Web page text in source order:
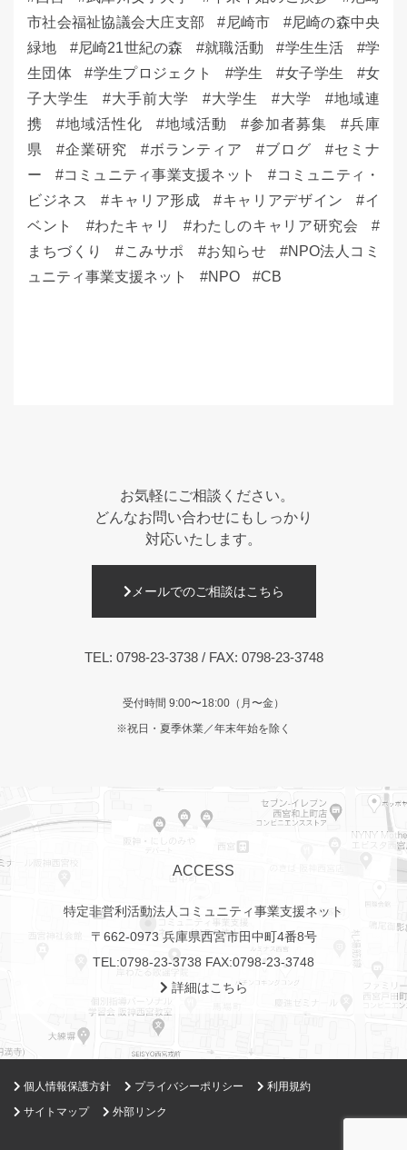
市社会福祉協議会大庄支部
尼崎市
尼崎の森中央
緑地
尼崎21世紀の森 就職活動 学生生活
学
生団体
学生プロジェクト 学生 女子学生
女
子大学生
大手前大学 大学生 大学
地域連
携
地域活性化 地域活動 参加者募集
兵庫
県
企業研究 ボランティア ブログ
セミナ
ー
コミュニティ事業支援ネット
コミュニティ・
ビジネス
キャリア形成 キャリアデザイン
イ
ベント
わたキャリ
わたしのキャリア研究会
まちづくり
こみサポ お知らせ
NPO法人コミ
ュニティ事業支援ネット
NPO CB
お気軽にご相談ください。
どんなお問い合わせにもしっかり
対応いたします。
メールでのご相談はこちら
TEL: 0798-23-3738/ FAX: 0798-23-3748
受付時間 9:00〜18:00（月〜金）
※祝日・夏季休業／年末年始を除く
ACCESS
特定非営利活動法人コミュニティ事業支援ネット
〒662-0973 兵庫県西宮市田中町4番8号
TEL:0798-23-3738 FAX:0798-23-3748
詳細はこちら
個人情報保護方針 プライバシーポリシー
利用規約
サイトマップ
外部リンク